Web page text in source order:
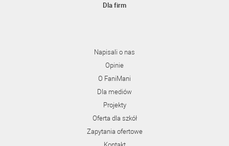
Dla firm
Napisali o nas
Opinie
O FaniMani
Dla mediów
Projekty
Oferta dla szkół
Zapytania ofertowe